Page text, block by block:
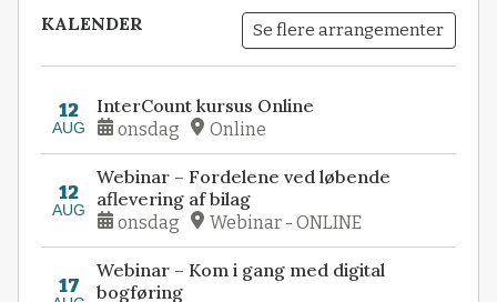
KALENDER Se flere arrangementer
12
AUG
InterCount kursus Online
onsdag Online
12
AUG
Webinar – Fordelene ved løbende
aflevering af bilag
onsdag Webinar - ONLINE
17
Webinar – Kom i gang med digital
bogføring